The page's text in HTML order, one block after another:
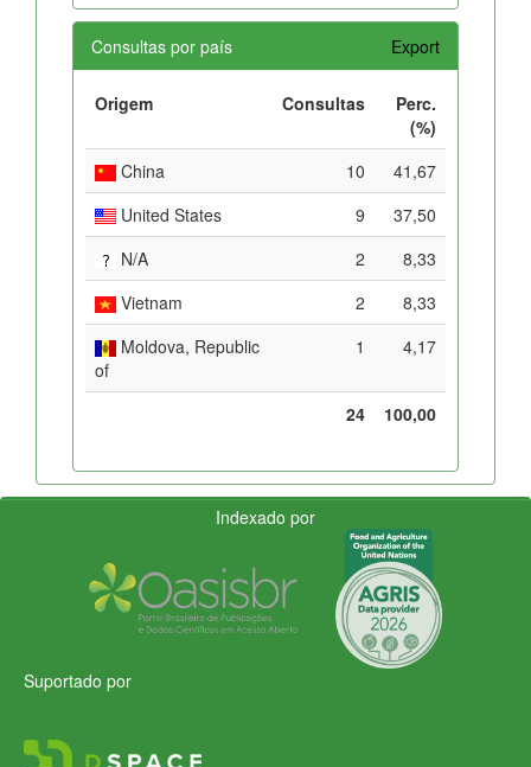
Consultas por país Export
Origem Consultas
Perc.
(%)
China
10
41,67
United States
9
37,50
N/A
2
8,33
Vietnam
2
8,33
Moldova, Republic
of
1 4,17
24 100,00
Indexado por
Suportado por